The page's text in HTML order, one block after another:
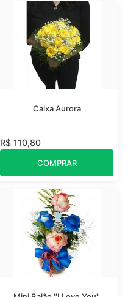
Caixa Aurora
R$ 110,80
COMPRAR